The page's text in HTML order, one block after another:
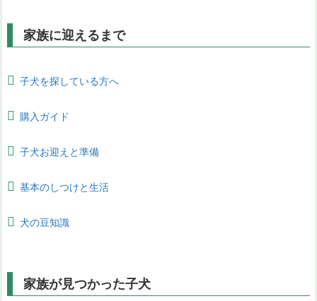
家族に迎えるまで
子犬を探している方へ
購入ガイド
子犬お迎えと準備
基本のしつけと生活
犬の豆知識
家族が見つかった子犬